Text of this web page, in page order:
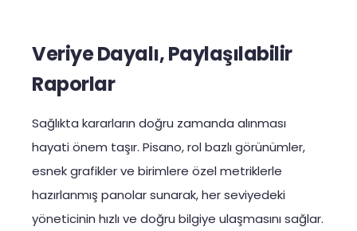
Veriye Dayalı, Paylaşılabilir
Raporlar
Sağlıkta kararların doğru zamanda alınması
hayati önem taşır. Pisano, rol bazlı görünümler,
esnek grafikler ve birimlere özel metriklerle
hazırlanmış panolar sunarak, her seviyedeki
yöneticinin hızlı ve doğru bilgiye ulaşmasını sağlar.